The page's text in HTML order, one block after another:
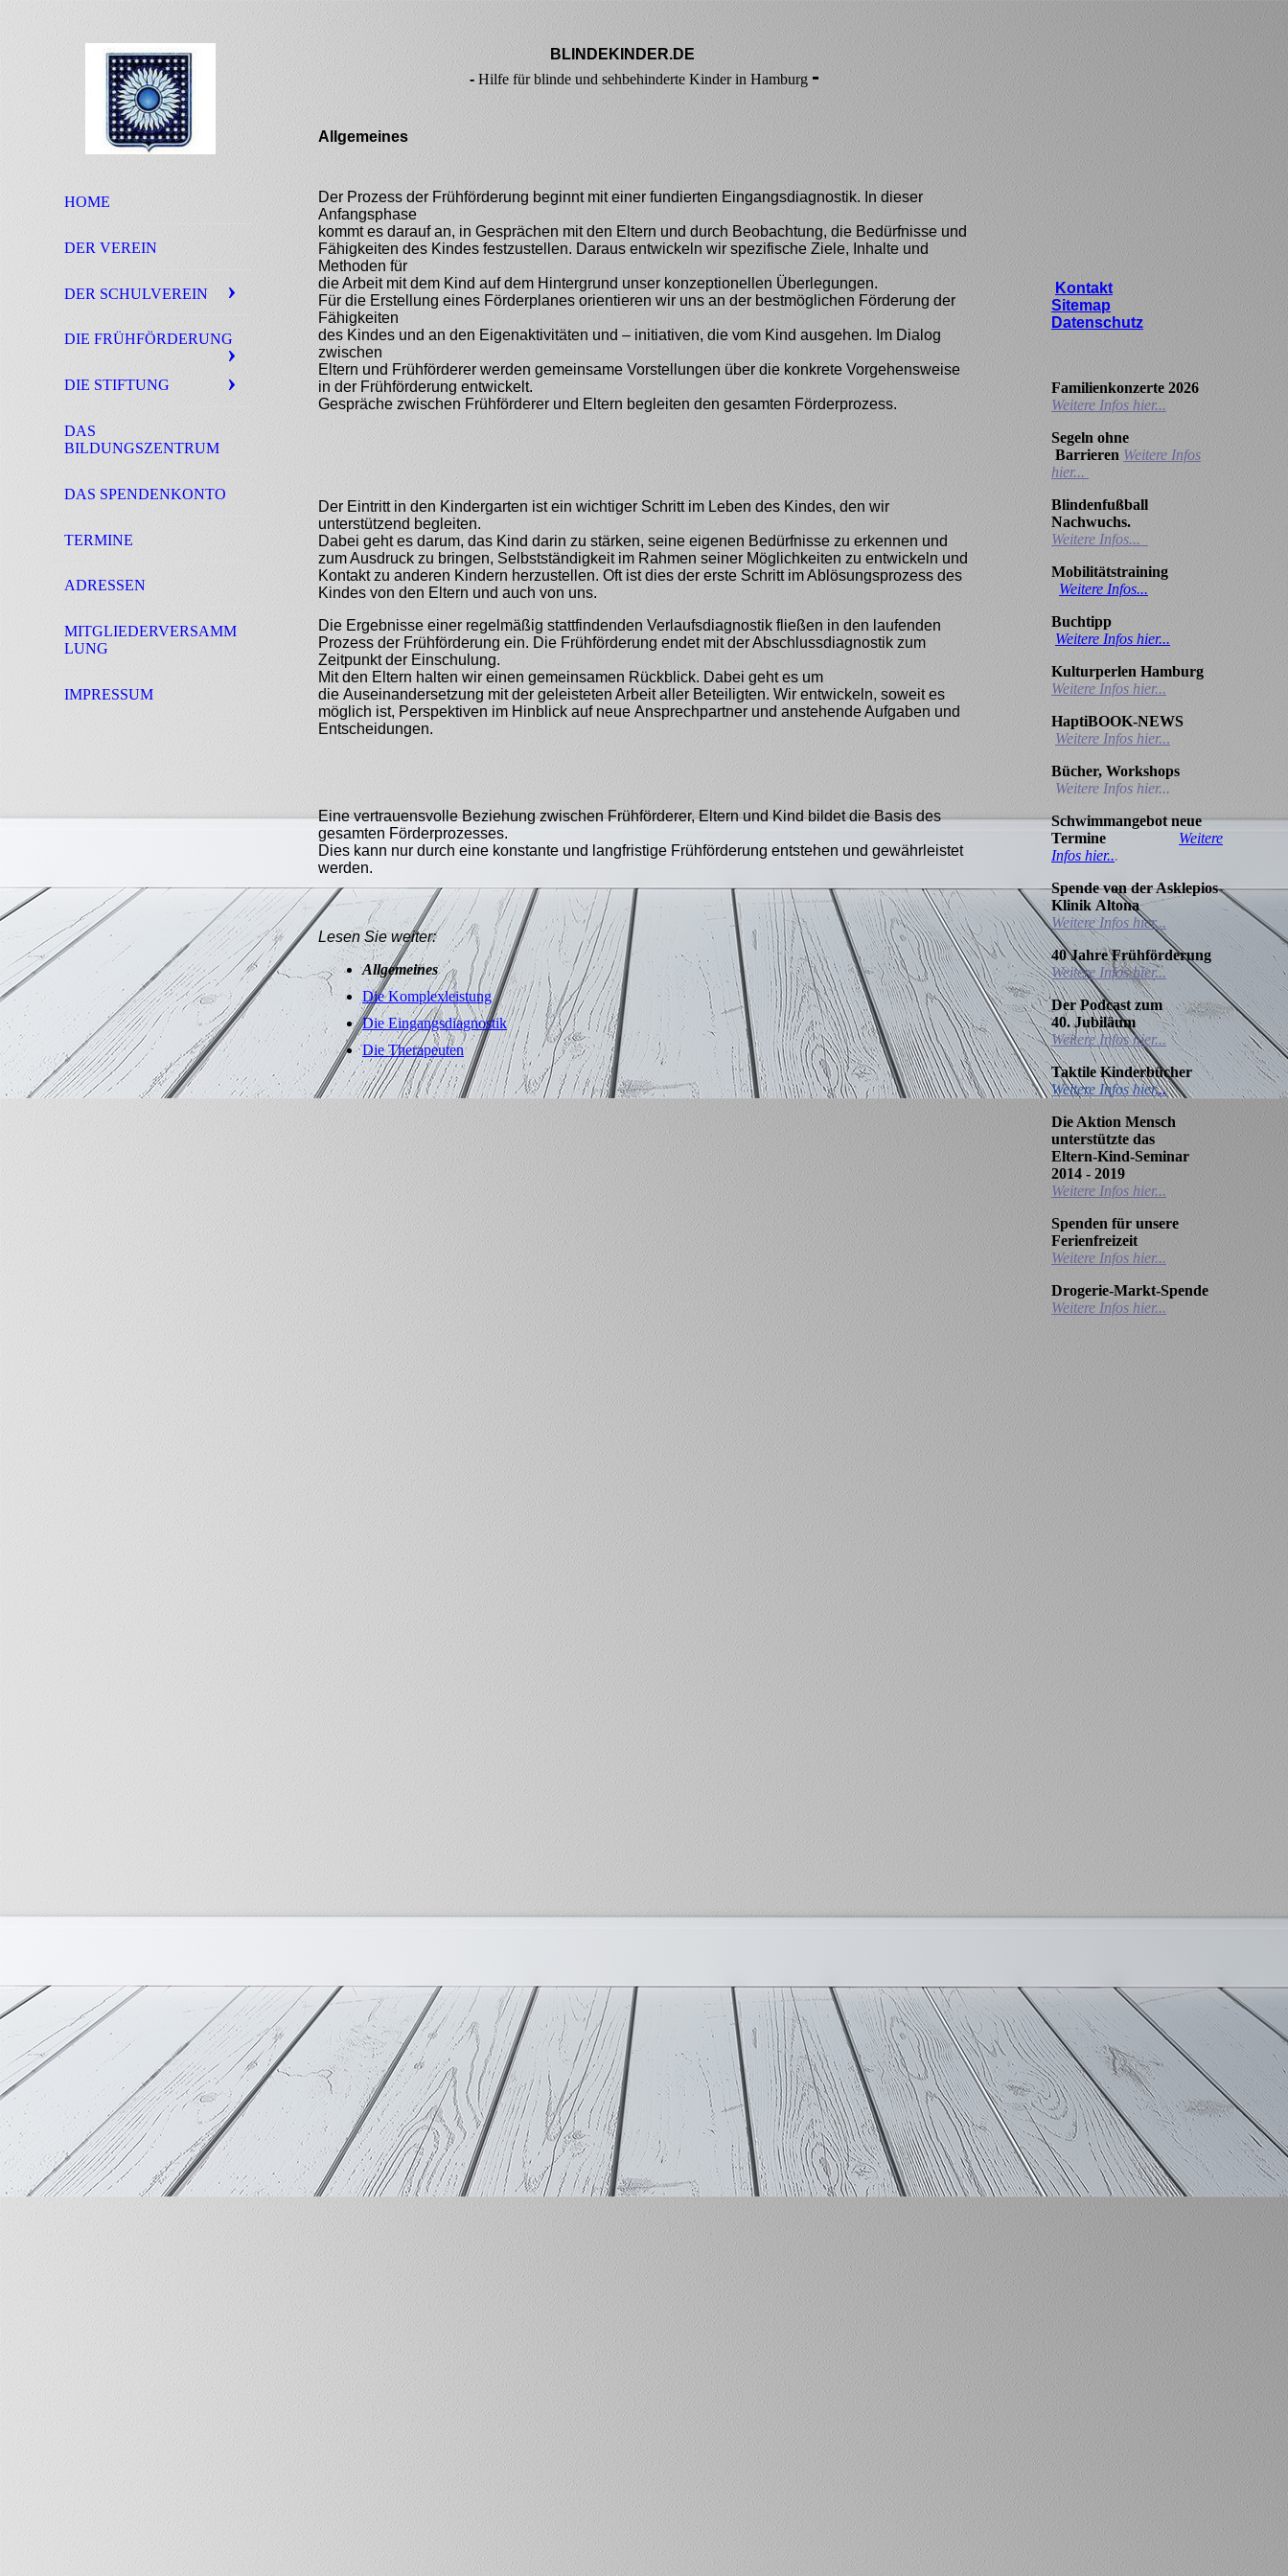
HOME
DER VEREIN
DER SCHULVEREIN
DIE FRÜHFÖRDERUNG
DIE STIFTUNG
DAS
BILDUNGSZENTRUM
DAS SPENDENKONTO
TERMINE
ADRESSEN
MITGLIEDERVERSAMM
LUNG
IMPRESSUM
BLINDEKINDER.DE
- Hilfe für blinde und sehbehinderte Kinder in Hamburg -
Allgemeines
Der Prozess der Frühförderung beginnt mit einer fundierten Eingangsdiagnostik. In dieser
Anfangsphase
kommt es darauf an, in Gesprächen mit den Eltern und durch Beobachtung, die Bedürfnisse und
Fähigkeiten des Kindes festzustellen. Daraus entwickeln wir spezifische Ziele, Inhalte und
Methoden für
die Arbeit mit dem Kind auf dem Hintergrund unser konzeptionellen Überlegungen.
Für die Erstellung eines Förderplanes orientieren wir uns an der bestmöglichen Förderung der
Fähigkeiten
des Kindes und an den Eigenaktivitäten und – initiativen, die vom Kind ausgehen. Im Dialog
zwischen
Eltern und Frühförderer werden gemeinsame Vorstellungen über die konkrete Vorgehensweise
in der Frühförderung entwickelt.
Gespräche zwischen Frühförderer und Eltern begleiten den gesamten Förderprozess.
Der Eintritt in den Kindergarten ist ein wichtiger Schritt im Leben des Kindes, den wir
unterstützend begleiten.
Dabei geht es darum, das Kind darin zu stärken, seine eigenen Bedürfnisse zu erkennen und
zum Ausdruck zu bringen, Selbstständigkeit im Rahmen seiner Möglichkeiten zu entwickeln und
Kontakt zu anderen Kindern herzustellen. Oft ist dies der erste Schritt im Ablösungsprozess des
Kindes von den Eltern und auch von uns.
Die Ergebnisse einer regelmäßig stattfindenden Verlaufsdiagnostik fließen in den laufenden
Prozess der Frühförderung ein. Die Frühförderung endet mit der Abschlussdiagnostik zum
Zeitpunkt der Einschulung.
Mit den Eltern halten wir einen gemeinsamen Rückblick. Dabei geht es um
die Auseinandersetzung mit der geleisteten Arbeit aller Beteiligten. Wir entwickeln, soweit es
möglich ist, Perspektiven im Hinblick auf neue Ansprechpartner und anstehende Aufgaben und
Entscheidungen.
Eine vertrauensvolle Beziehung zwischen Frühförderer, Eltern und Kind bildet die Basis des
gesamten Förderprozesses.
Dies kann nur durch eine konstante und langfristige Frühförderung entstehen und gewährleistet
werden.
Lesen Sie weiter:
Allgemeines
Die Komplexleistung
Die Eingangsdiagnostik
Die Therapeuten
Kontakt
Sitemap
Datenschutz
Familienkonzerte 2026
Weitere Infos hier...
Segeln ohne
Barrieren Weitere Infos
hier...
Blindenfußball
Nachwuchs.
Weitere Infos...
Mobilitätstraining
Weitere Infos...
Buchtipp
Weitere Infos hier...
Kulturperlen Hamburg
Weitere Infos hier...
HaptiBOOK-NEWS
Weitere Infos hier...
Bücher, Workshops
Weitere Infos hier...
Schwimmangebot neue
Termine Weitere
Infos hier...
Spende von der Asklepios
Klinik Altona
Weitere Infos hier...
40 JahreFrühförderung
Weitere Infos hier...
Der Podcast zum
40.Jubiläum
Weitere Infos hier...
Taktile Kinderbücher
Weitere Infos hier...
Die Aktion Mensch
unterstützte das
Eltern-Kind-Seminar
2014 - 2019
Weitere Infos hier...
Spenden für unsere
Ferienfreizeit
Weitere Infos hier...
Drogerie-Markt-Spende
Weitere Infos hier...